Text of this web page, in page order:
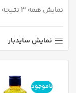
نمایش همه 3 نتیجه
نمایش سایدبار
ناموجود